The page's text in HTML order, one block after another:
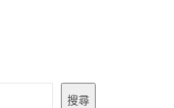
搜尋